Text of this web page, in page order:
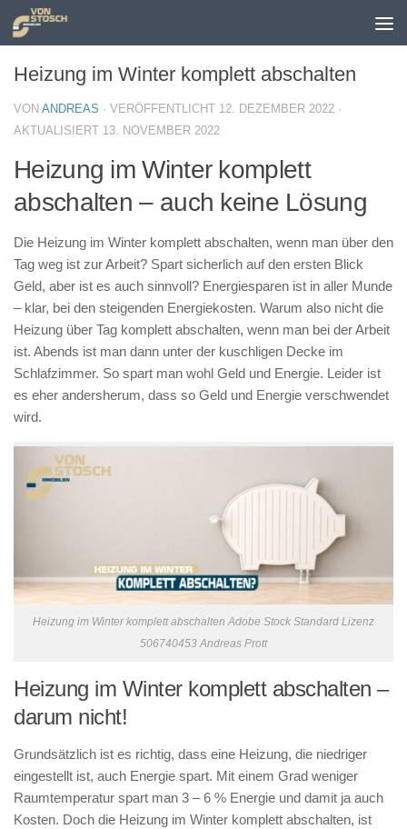
Zum Inhalt springen
Heizung im Winter komplett abschalten
VON ANDREAS · VERÖFFENTLICHT 12. DEZEMBER 2022 ·
AKTUALISIERT 13. NOVEMBER 2022
Heizung im Winter komplett
abschalten – auch keine Lösung
Die Heizung im Winter komplett abschalten, wenn man über den
Tag weg ist zur Arbeit? Spart sicherlich auf den ersten Blick
Geld, aber ist es auch sinnvoll? Energiesparen ist in aller Munde
– klar, bei den steigenden Energiekosten. Warum also nicht die
Heizung über Tag komplett abschalten, wenn man bei der Arbeit
ist. Abends ist man dann unter der kuschligen Decke im
Schlafzimmer. So spart man wohl Geld und Energie. Leider ist
es eher andersherum, dass so Geld und Energie verschwendet
wird.
Heizung im Winter komplett abschalten Adobe Stock Standard Lizenz
506740453 Andreas Prott
Heizung im Winter komplett abschalten –
darum nicht!
Grundsätzlich ist es richtig, dass eine Heizung, die niedriger
eingestellt ist, auch Energie spart. Mit einem Grad weniger
Raumtemperatur spart man 3 – 6 % Energie und damit ja auch
Kosten. Doch die Heizung im Winter komplett abschalten, ist